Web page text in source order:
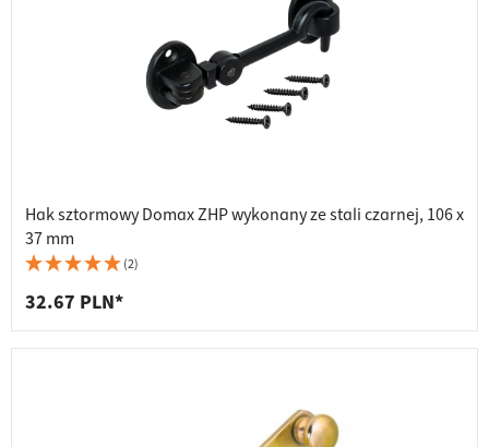
Hak sztormowy Domax ZHP wykonany ze stali czarnej, 106 x
37 mm
(2)
32.67 PLN*